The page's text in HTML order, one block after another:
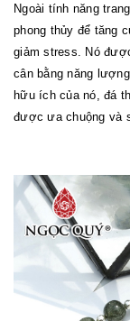
Ngoài tính năng
phong thủy để tăng
giảm stress. Nó
cân bằng năng
hữu ích của nó, đá
được ưa chuộng và